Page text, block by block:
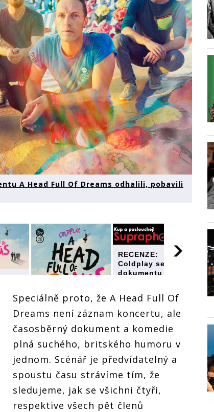
A Head Full Of Dreams odhalili, pobavili
RECENZE:
Coldplay se v
dokumentu A
Head Full Of
pobavili i
zazpívali
RECENZE:
Coldplay se v
dokumentu A
pobavili i
zazpívali
Speciálně proto, že A Head Full Of
Dreams není záznam koncertu, ale
časosběrný dokument a komedie
plná suchého, britského humoru v
jednom. Scénář je předvídatelný a
spoustu času strávíme tím, že
sledujeme, jak se všichni čtyři,
respektive všech pět členů